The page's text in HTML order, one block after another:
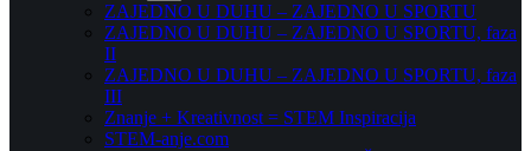
ZAJEDNO U DUHU – ZAJEDNO U SPORTU
ZAJEDNO U DUHU – ZAJEDNO U SPORTU, faza
II
ZAJEDNO U DUHU – ZAJEDNO U SPORTU, faza
III
Znanje + Kreativnost = STEM Inspiracija
STEM-anje.com